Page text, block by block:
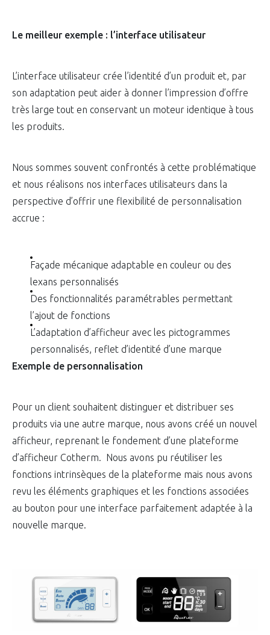
Le meilleur exemple : l’interface utilisateur
L’interface utilisateur crée l’identité d’un produit et, par
son adaptation peut aider à donner l’impression d’offre
très large tout en conservant un moteur identique à tous
les produits.
Nous sommes souvent confrontés à cette problématique
et nous réalisons nos interfaces utilisateurs dans la
perspective d’offrir une flexibilité de personnalisation
accrue :
Façade mécanique adaptable en couleur ou des
lexans personnalisés
Des fonctionnalités paramétrables permettant
l’ajout de fonctions
L’adaptation d’afficheur avec les pictogrammes
personnalisés, reflet d’identité d’une marque
Exemple de personnalisation
Pour un client souhaitent distinguer et distribuer ses
produits via une autre marque, nous avons créé un nouvel
afficheur, reprenant le fondement d’une plateforme
d’afficheur Cotherm. Nous avons pu réutiliser les
fonctions intrinsèques de la plateforme mais nous avons
revu les éléments graphiques et les fonctions associées
au bouton pour une interface parfaitement adaptée à la
nouvelle marque.